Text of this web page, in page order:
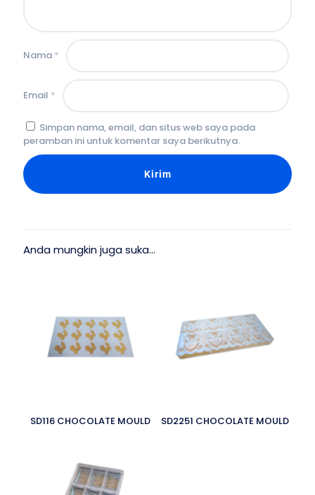
Nama *
Email *
Simpan nama, email, dan situs web saya pada
peramban ini untuk komentar saya berikutnya.
Anda mungkin juga suka…
SD116 CHOCOLATE MOULD SD2251 CHOCOLATE MOULD